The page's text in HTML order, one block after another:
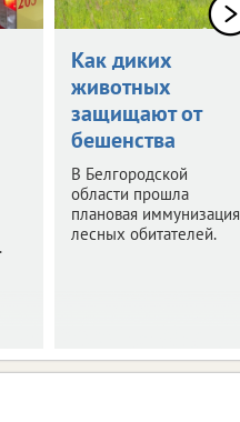
Как диких
животных
защищают от
бешенства
В Белгородской
области прошла
плановая иммунизация
лесных обитателей.